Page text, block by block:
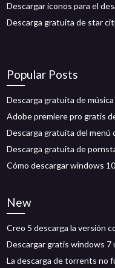
Descargar iconos para el
Descarga gratuita de star
Popular Posts
Descarga gratuita de
Adobe premiere pro gratis
Descarga gratuita del menú
Descarga gratuita de
Cómo descargar windows
New
Creo 5 descarga la versión
Descargar gratis windows 7
La descarga de torrents no